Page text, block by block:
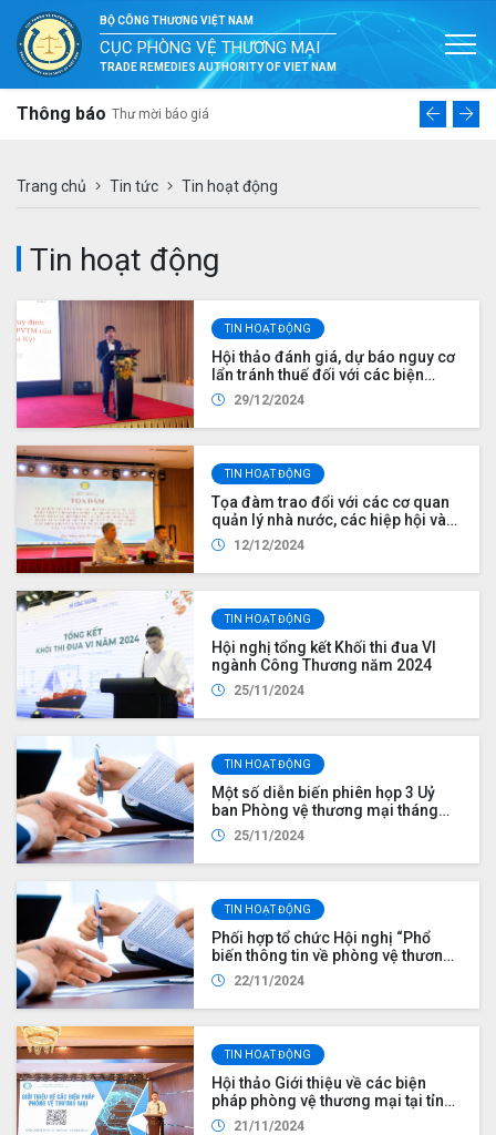
BỘ CÔNG THƯƠNG VIỆT NAM
CỤC PHÒNG VỆ THƯƠNG MẠI
TRADE REMEDIES AUTHORITY OF VIET NAM
Thông báo
nghiên cứu
mại và khả
Thư mời báo giá
Cục
nhằm lựa
Trang chủ Tin tức Tin hoạt động
Tin hoạt động
TIN HOẠT ĐỘNG
Hội thảo đánh giá, dự báo nguy cơ
lẩn tránh thuế đối với các biện
pháp phòng vệ thương mại mà Việt
Nam đang áp dụng
29/12/2024
TIN HOẠT ĐỘNG
Tọa đàm trao đổi với các cơ quan
quản lý nhà nước, các hiệp hội và
doanh nghiệp tại địa phương để
xây dựng báo cáo hỗ trợ việc
chứng minh ngành sản xuất, xuất
khẩu gỗ của Việt Nam vận hành
theo các điều kiện của nền kinh tế
thị trường trong các vụ việc phòng
vệ thương mại
12/12/2024
TIN HOẠT ĐỘNG
Hội nghị tổng kết Khối thi đua VI
ngành Công Thương năm 2024
25/11/2024
TIN HOẠT ĐỘNG
Một số diễn biến phiên họp 3 Uỷ
ban Phòng vệ thương mại tháng
10/2024 tại WTO
25/11/2024
TIN HOẠT ĐỘNG
Phối hợp tổ chức Hội nghị “Phổ
biến thông tin về phòng vệ thương
mại và vấn đề xác định nền kinh tế
thị trường trong các vụ việc phòng
vệ thương mại của Việt Nam” tại
tỉnh Đồng Tháp
22/11/2024
TIN HOẠT ĐỘNG
Hội thảo Giới thiệu về các biện
pháp phòng vệ thương mại tại tỉnh
Điện Biên
21/11/2024